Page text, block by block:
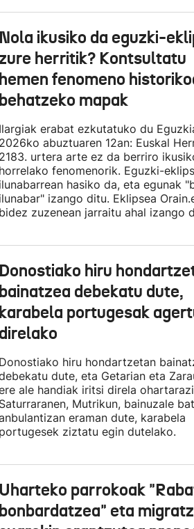
ikusiko da eguzki-
herritik? Kontsultatu
fenomeno
mapak
erabat ezkutatuko du
abuztuaren 12an: Euskal
urtera arte ez da berriro
fenomenorik. Eguzki-
hasiko da, eta egunak
izango ditu. Eklipsea
zuzenean jarraitu ahal izango
hiru
debekatu dute,
portugesak
hiru hondartzetan
dute, eta Getarian eta
ale handiak iritsi direla
Mutrikun, bainuzale bat
eraman dute, karabela
ziztatu egin dutelako.
parrokoak
eta